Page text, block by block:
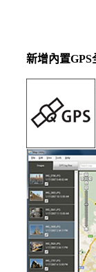
新增內置